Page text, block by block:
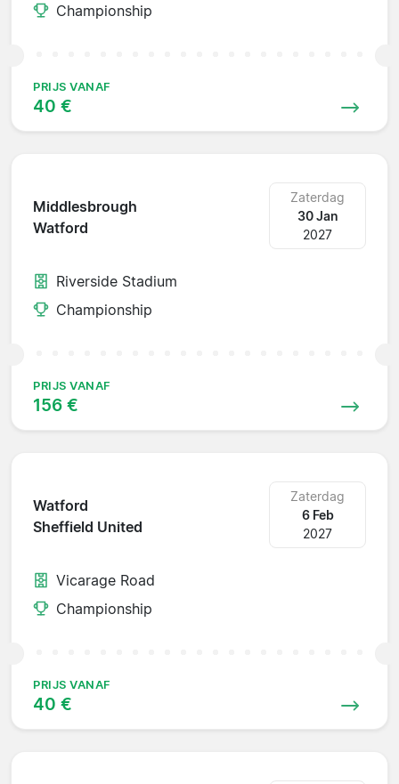
Championship
PRIJS VANAF
40 €
Middlesbrough
Watford
Zaterdag
30 Jan
2027
Riverside Stadium
Championship
PRIJS VANAF
156 €
Watford
Sheffield United
Zaterdag
6 Feb
2027
Vicarage Road
Championship
PRIJS VANAF
40 €